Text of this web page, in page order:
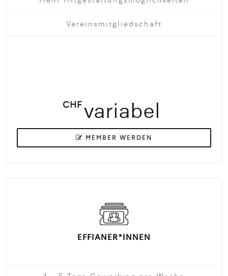
Vereinsmitgliedschaft
CHF variabel
MEMBER WERDEN
EFFIANER*INNEN